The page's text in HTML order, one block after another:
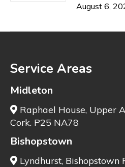
August 6,
Service Areas
Midleton
Raphael House, Upper
Cork. P25 NA78
Bishopstown
Lyndhurst, Bishopstown